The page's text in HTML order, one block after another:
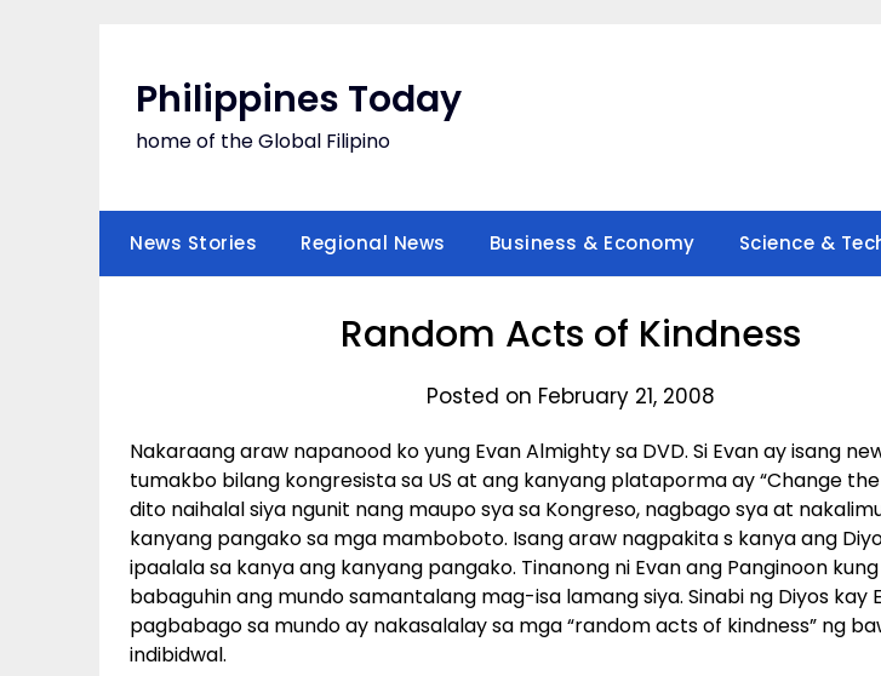
Philippines Today
home of the Global Filipino
News Stories Regional News Business & Economy Science &
Random Acts of Kindness
Posted on February 21, 2008
Nakaraang araw napanood ko yung Evan Almighty sa DVD. Si Evan ay isang
tumakbo bilang kongresista sa US at ang kanyang plataporma ay “Change the
dito naihalal siya ngunit nang maupo sya sa Kongreso, nagbago sya at
kanyang pangako sa mga mamboboto. Isang araw nagpakita s kanya ang
ipaalala sa kanya ang kanyang pangako. Tinanong ni Evan ang Panginoon
babaguhin ang mundo samantalang mag-isa lamang siya. Sinabi ng Diyos kay
pagbabago sa mundo ay nakasalalay sa mga “random acts of kindness” ng
indibidwal.